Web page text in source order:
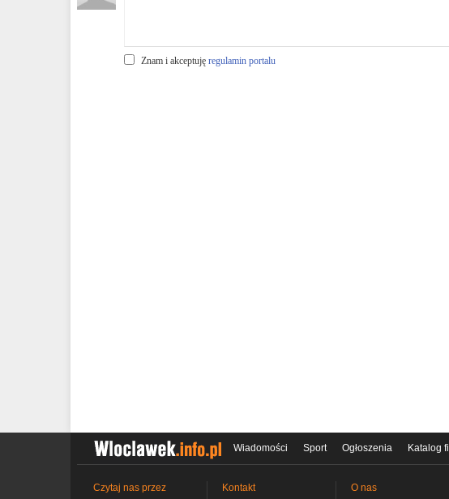
Znam i akceptuję regulamin portalu
Wiadomości Sport Ogłoszenia Katalog
Czytaj nas przez Kontakt O nas